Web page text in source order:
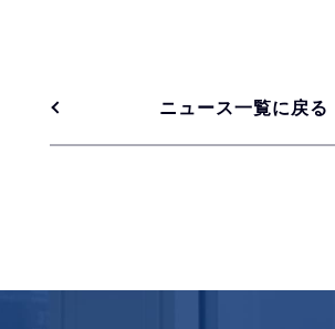
ニュース一覧に戻る